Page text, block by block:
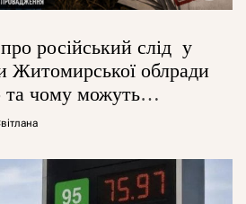
російський слід у
Житомирської облради
чому можуть